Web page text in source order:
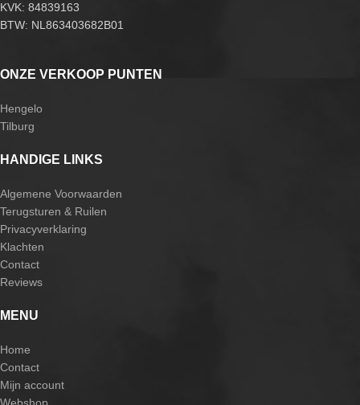
KVK: 84839163
BTW: NL863403682B01
ONZE VERKOOP PUNTEN
Hengelo
Tilburg
HANDIGE LINKS
Algemene Voorwaarden
Terugsturen & Ruilen
Privacyverklaring
Klachten
Contact
Reviews
MENU
Home
Contact
Mijn account